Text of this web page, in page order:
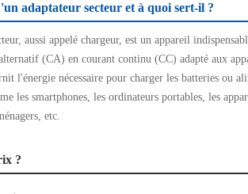
adaptateur secteur et à quoi sert-il ?
aussi appelé chargeur, est un appareil
(CA) en courant continu (CC) adapté aux
l'énergie nécessaire pour charger les batteries ou
les smartphones, les ordinateurs portables, les
etc.
?